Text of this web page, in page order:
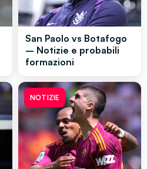
San Paolo vs Botafogo
– Notizie e probabili
formazioni
NOTIZIE